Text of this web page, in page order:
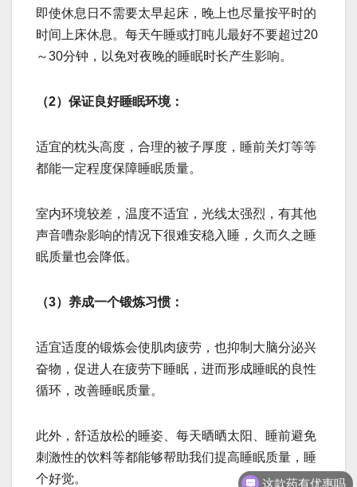
即使休息日不需要太早起床，晚上也尽量按平时的
时间上床休息。每天午睡或打盹儿最好不要超过20
～30分钟，以免对夜晚的睡眠时长产生影响。
（2）保证良好睡眠环境：
适宜的枕头高度，合理的被子厚度，睡前关灯等等
都能一定程度保障睡眠质量。
室内环境较差，温度不适宜，光线太强烈，有其他
声音嘈杂影响的情况下很难安稳入睡，久而久之睡
眠质量也会降低。
（3）养成一个锻炼习惯：
适宜适度的锻炼会使肌肉疲劳，也抑制大脑分泌兴
奋物，促进人在疲劳下睡眠，进而形成睡眠的良性
循环，改善睡眠质量。
此外，舒适放松的睡姿、每天晒晒太阳、睡前避免
刺激性的饮料等都能够帮助我们提高睡眠质量，睡
个好觉。
这款药有优惠吗